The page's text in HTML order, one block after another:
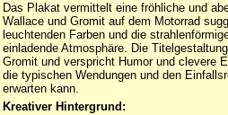
Das Plakat vermittelt eine fröhliche und
Wallace und Gromit auf dem Motorrad
leuchtenden Farben und die
einladende Atmosphäre. Die
Gromit und verspricht Humor und clevere
die typischen Wendungen und den
erwarten kann.
Kreativer Hintergrund: